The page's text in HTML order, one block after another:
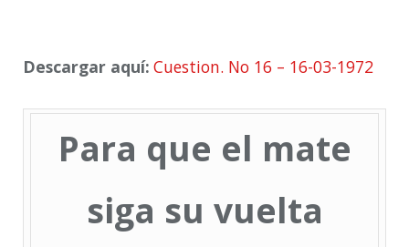
Descargar aquí: Cuestion. No 16 – 16-03-1972
Para que el mate
siga su vuelta